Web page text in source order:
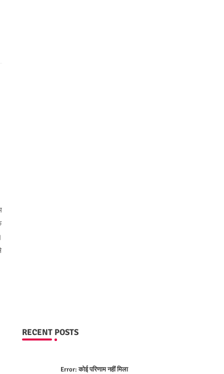
RECENT POSTS
Error:कोई परिणाम नहीं मिला